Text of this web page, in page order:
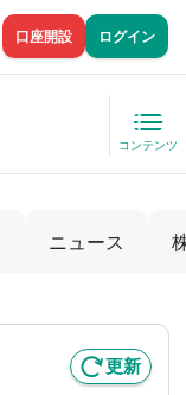
口座開設 ログイン
コンテンツ
ニュース
更新